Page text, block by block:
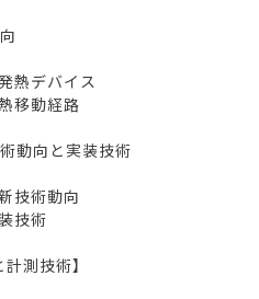
熱デバイス
移動経路
動向と実装技術
技術動向
技術
測技術】